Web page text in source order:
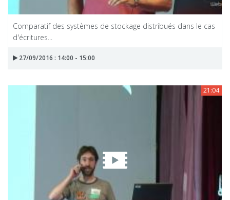
Comparatif des systèmes de stockage distribués dans le cas
d'écritures...
27/09/2016 : 14:00 - 15:00
21:04